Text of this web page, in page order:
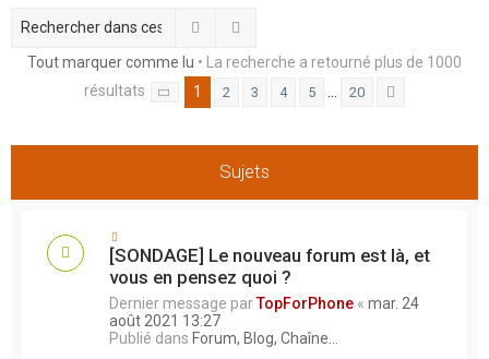
Rechercher
Tout marquer comme lu • La recherche a retourné plus de 1000
résultats
Page sur 20
1 2 3 4 5 20
Sujets
[SONDAGE] Le nouveau forum est là, et
vous en pensez quoi ?
Dernier message parTopForPhone « mar. 24
août 2021 13:27
Publié dans Forum, Blog, Chaîne...